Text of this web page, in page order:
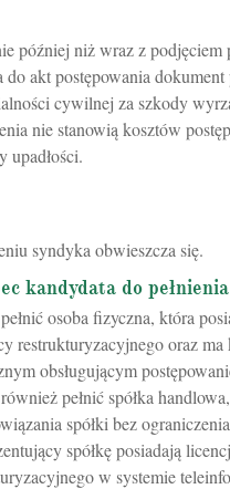
później niż wraz z
do akt postępowania
cywilnej za szkody
nie stanowią kosztów
upadłości.
syndyka obwieszcza się.
kandydata do
osoba fizyczna, która
restrukturyzacyjnego oraz
obsługującym
pełnić spółka
spółki bez
spółkę posiadają
w systemie